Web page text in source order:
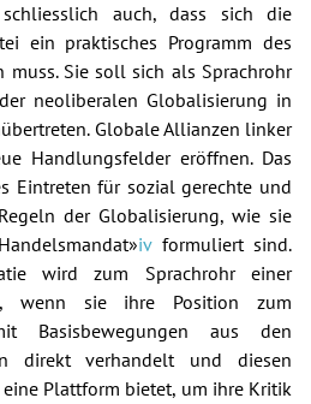
auch, dass sich die
ein praktisches Programm des
muss. Sie soll sich als Sprachrohr
neoliberalen Globalisierung in
Globale Allianzen linker
Handlungsfelder eröffnen. Das
Eintreten für sozial gerechte und
der Globalisierung, wie sie
ivformuliert sind.
wird zum Sprachrohr einer
wenn sie ihre Position zum
Basisbewegungen aus den
direkt verhandelt und diesen
Plattform bietet, um ihre Kritik